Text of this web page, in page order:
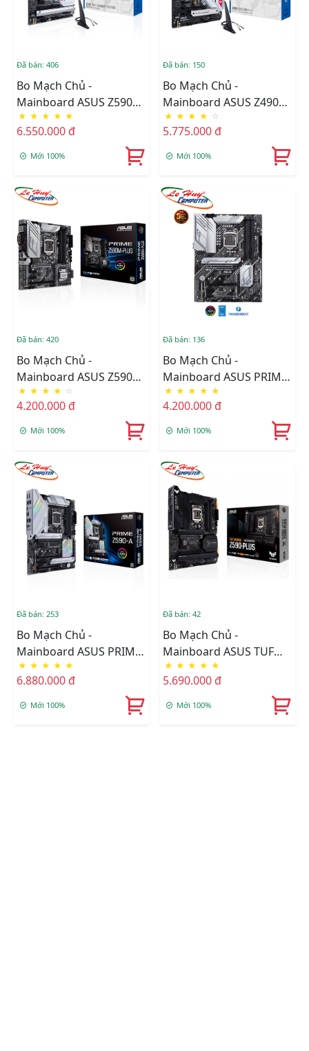
Đã bán: 406
Bo Mạch Chủ -
Mainboard ASUS Z590
WIFI GUNDAM EDITION
★ ★ ★ ★ ★
6.550.000 đ
Mới 100%
Đã bán: 150
Bo Mạch Chủ -
Mainboard ASUS Z490
GUNDAM WIFI
★ ★ ★ ★ ☆
5.775.000 đ
Mới 100%
Đã bán: 420
Bo Mạch Chủ -
Mainboard ASUS Z590M-
PLUS PRIME
★ ★ ★ ★ ☆
4.200.000 đ
Mới 100%
Đã bán: 136
Bo Mạch Chủ -
Mainboard ASUS PRIME
Z590-P/CSM
★ ★ ★ ★ ★
4.200.000 đ
Mới 100%
Đã bán: 253
Bo Mạch Chủ -
Mainboard ASUS PRIME
Z590-A
★ ★ ★ ★ ★
6.880.000 đ
Mới 100%
Đã bán: 42
Bo Mạch Chủ -
Mainboard ASUS TUF
GAMING Z590-PLUS
★ ★ ★ ★ ★
5.690.000 đ
Mới 100%